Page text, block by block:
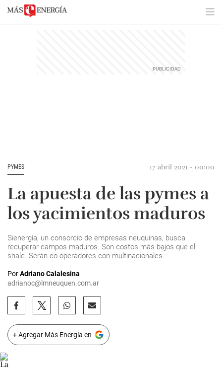
PYMES 17 abril 2021 - 00:00
La apuesta de las pymes a
los yacimientos maduros
Sienergía, un consorcio de empresas neuquinas, busca
recuperar campos maduros. Son costos más bajos que el
shale. Serán co-operadores con multinacionales.
PorAdriano Calalesina
adrianoc@lmneuquen.com.ar
+ Agregar Más Energía en